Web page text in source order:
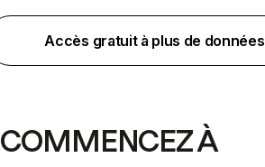
Accès gratuit à plus de données
COMMENCEZ À